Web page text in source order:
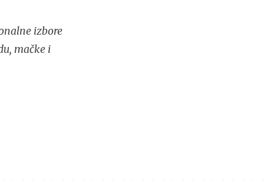
izbore
mačke i